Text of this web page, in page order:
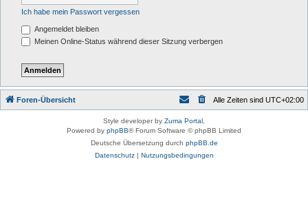
Ich habe mein Passwort vergessen
Angemeldet bleiben
Meinen Online-Status während dieser Sitzung verbergen
Foren-Übersicht Alle Zeiten sind UTC+02:00
Style developer by Zuma Portal,
Powered by phpBB® Forum Software © phpBB Limited
Deutsche Übersetzung durch phpBB.de
Datenschutz| Nutzungsbedingungen